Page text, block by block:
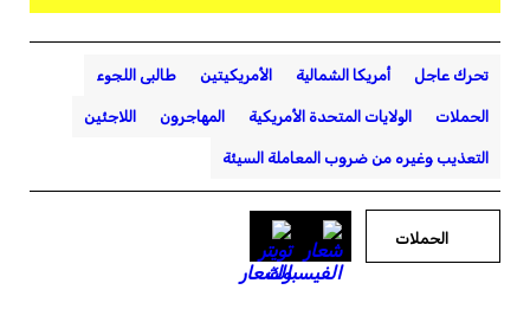
تحرك عاجل أمريكا الشمالية الأمريكيتين طالبى اللجوء
الحملات الولايات المتحدة الأمريكية المهاجرون اللاجئين
التعذيب وغيره من ضروب المعاملة السيئة
الحملات